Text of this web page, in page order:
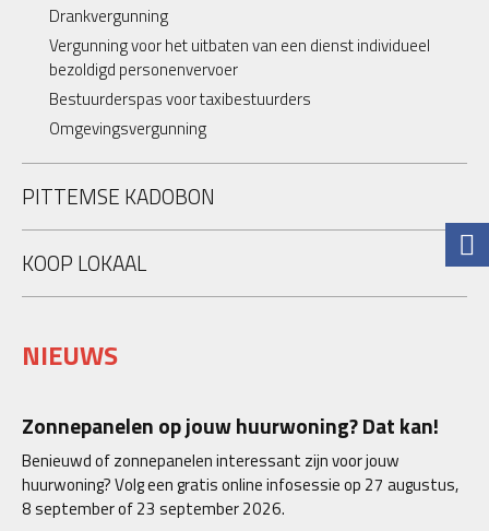
Drankvergunning
Vergunning voor het uitbaten van een dienst individueel
bezoldigd personenvervoer
Bestuurderspas voor taxibestuurders
Omgevingsvergunning
PITTEMSE KADOBON
KOOP LOKAAL
NIEUWS
Zonnepanelen op jouw huurwoning? Dat kan!
Benieuwd of zonnepanelen interessant zijn voor jouw
huurwoning? Volg een gratis online infosessie op 27 augustus,
8 september of 23 september 2026.